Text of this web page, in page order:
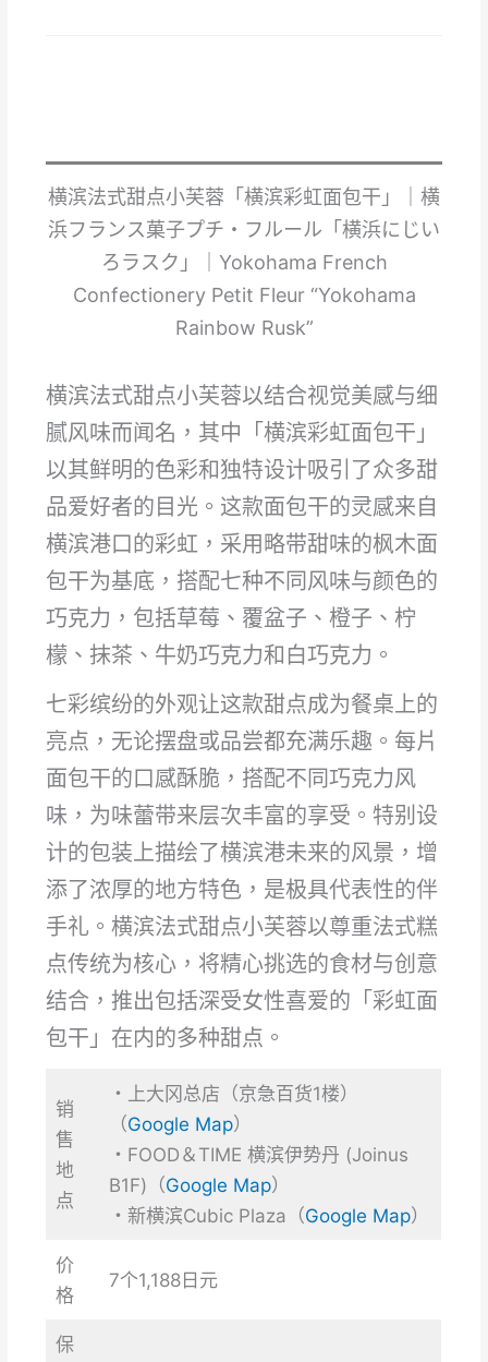
横滨法式甜点小芙蓉「横滨彩虹面包干」｜横
浜フランス菓子プチ・フルール「横浜にじい
ろラスク」｜Yokohama French
Confectionery Petit Fleur “Yokohama
Rainbow Rusk”
横滨法式甜点小芙蓉以结合视觉美感与细
腻风味而闻名，其中「横滨彩虹面包干」
以其鲜明的色彩和独特设计吸引了众多甜
品爱好者的目光。这款面包干的灵感来自
横滨港口的彩虹，采用略带甜味的枫木面
包干为基底，搭配七种不同风味与颜色的
巧克力，包括草莓、覆盆子、橙子、柠
檬、抹茶、牛奶巧克力和白巧克力。
七彩缤纷的外观让这款甜点成为餐桌上的
亮点，无论摆盘或品尝都充满乐趣。每片
面包干的口感酥脆，搭配不同巧克力风
味，为味蕾带来层次丰富的享受。特别设
计的包装上描绘了横滨港未来的风景，增
添了浓厚的地方特色，是极具代表性的伴
手礼。横滨法式甜点小芙蓉以尊重法式糕
点传统为核心，将精心挑选的食材与创意
结合，推出包括深受女性喜爱的「彩虹面
包干」在内的多种甜点。
销
售
地
点
・上大冈总店（京急百货1楼）
（Google Map）
・FOOD＆TIME 横滨伊势丹 (Joinus
B1F)（Google Map）
・新横滨Cubic Plaza（Google Map）
价
格
7个1,188日元
保